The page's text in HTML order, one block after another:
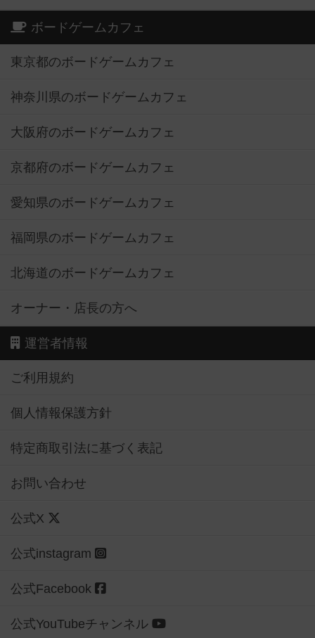
ボードゲームカフェ
東京都のボードゲームカフェ
神奈川県のボードゲームカフェ
大阪府のボードゲームカフェ
京都府のボードゲームカフェ
愛知県のボードゲームカフェ
福岡県のボードゲームカフェ
北海道のボードゲームカフェ
オーナー・店長の方へ
運営者情報
ご利用規約
個人情報保護方針
特定商取引法に基づく表記
お問い合わせ
公式X
公式instagram
公式Facebook
公式YouTubeチャンネル